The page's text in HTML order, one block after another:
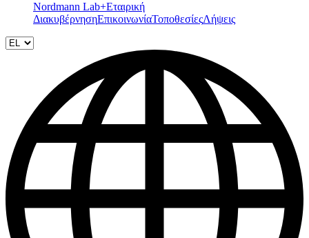
Nordmann Lab+Εταιρική
ΔιακυβέρνησηΕπικοινωνίαΤοποθεσίεςΛήψεις